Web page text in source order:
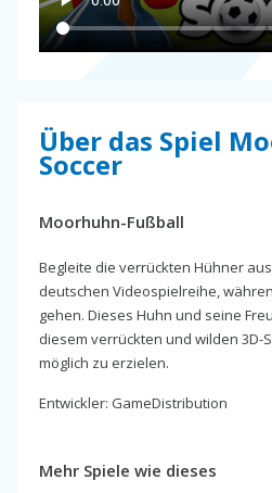
Über das Spiel
Soccer
Moorhuhn-Fußball
Begleite die verrückten Hühner
deutschen Videospielreihe,
gehen. Dieses Huhn und seine
diesem verrückten und wilden 3D-
möglich zu erzielen.
Entwickler: GameDistribution
Mehr Spiele wie dieses